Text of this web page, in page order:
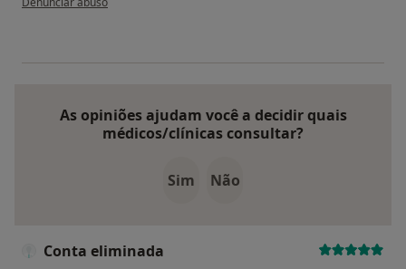
As opiniões ajudam você a decidir quais
médicos/clínicas consultar?
Sim Não
Conta eliminada